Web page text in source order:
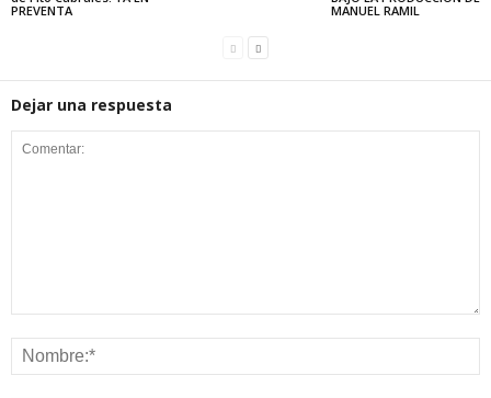
PREVENTA
MANUEL RAMIL
Dejar una respuesta